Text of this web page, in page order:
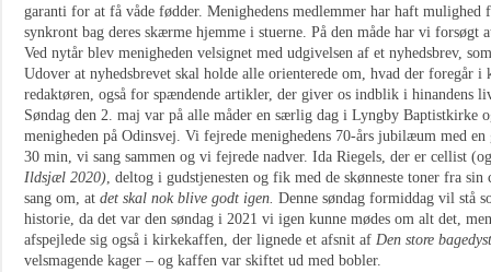
garanti for at få våde fødder. Menighedens medlemmer har haft mulighed
synkront bag deres skærme hjemme i stuerne. På den måde har vi
Ved nytår blev menigheden velsignet med udgivelsen af et nyhedsbrev,
Udover at nyhedsbrevet skal holde alle orienterede om, hvad der foregår i
redaktøren, også for spændende artikler, der giver os indblik i hinandens
Søndag den 2. maj var på alle måder en særlig dag i Lyngby Baptistkirke
menigheden på Odinsvej. Vi fejrede menighedens 70-års jubilæum med en
30 min, vi sang sammen og vi fejrede nadver. Ida Riegels, der er cellist
Ildsjæl 2020), deltog i gudstjenesten og fik med de skønneste toner fra sin
sang om, at det skal nok blive godt igen. Denne søndag formiddag vil stå
historie, da det var den søndag i 2021 vi igen kunne mødes om alt det,
afspejlede sig også i kirkekaffen, der lignede et afsnit af Den store bagedyst
velsmagende kager – og kaffen var skiftet ud med bobler.